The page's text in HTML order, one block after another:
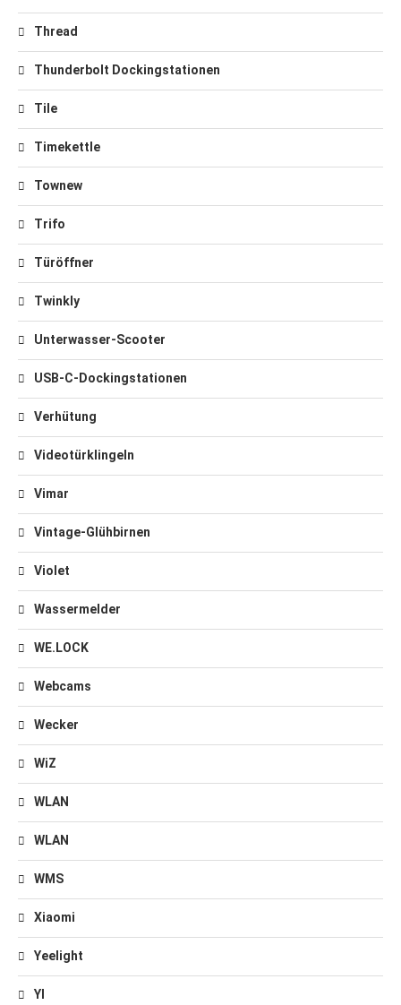
Thread
Thunderbolt Dockingstationen
Tile
Timekettle
Townew
Trifo
Türöffner
Twinkly
Unterwasser-Scooter
USB-C-Dockingstationen
Verhütung
Videotürklingeln
Vimar
Vintage-Glühbirnen
Violet
Wassermelder
WE.LOCK
Webcams
Wecker
WiZ
WLAN
WLAN
WMS
Xiaomi
Yeelight
YI